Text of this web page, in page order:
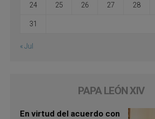
24 25 26 27 28
31
« Jul
PAPA LEÓN XIV
En virtud del acuerdo con